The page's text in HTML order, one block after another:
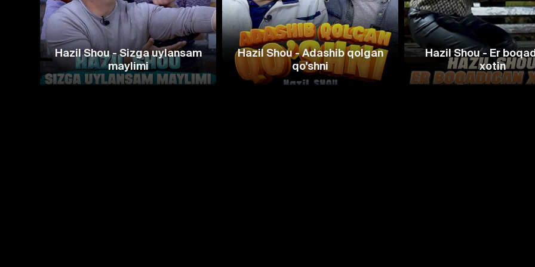
Hazil Shou - Sizga uylansam
maylimi
Hazil Shou - Adashib qolgan
qo'shni
Hazil Shou - Er
xotin